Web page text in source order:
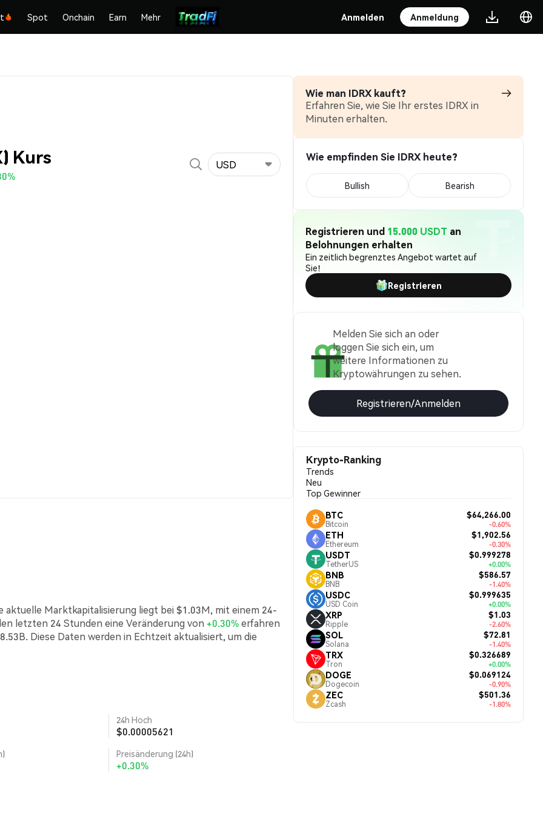
Spot Onchain Earn Mehr Anmelden Anmeldung
Kurs USD
aktuelle Marktkapitalisierung liegt bei $1.03M, mit einem 24-
letzten 24 Stunden eine Veränderung von +0.30%erfahren
Diese Daten werden in Echtzeit aktualisiert, um die
24h Hoch
$0.00005621
Preisänderung (24h)
+0.30%
Wie man IDRX kauft?
Erfahren Sie, wie Sie Ihr erstes IDRX in
Minuten erhalten.
Wie empfinden Sie IDRX heute?
Bullish Bearish
Registrieren und 15.000 USDT an
Belohnungen erhalten
Ein zeitlich begrenztes Angebot wartet auf
Sie!
Registrieren
Melden Sie sich an oder
loggen Sie sich ein, um
weitere Informationen zu
Kryptowährungen zu sehen.
Registrieren/Anmelden
Krypto-Ranking
Trends
Neu
Top Gewinner
BTC
Bitcoin
$64,266.00
-0.60%
ETH
Ethereum
$1,902.56
-0.30%
USDT
TetherUS
$0.999278
+0.00%
BNB
BNB
$586.57
-1.40%
USDC
USD Coin
$0.999635
+0.00%
XRP
Ripple
$1.03
-2.60%
SOL
Solana
$72.81
-1.40%
TRX
Tron
$0.326689
+0.00%
DOGE
Dogecoin
$0.069124
-0.90%
ZEC
Zcash
$501.36
-1.80%